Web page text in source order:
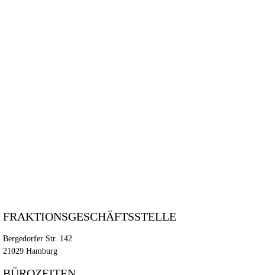
FRAKTIONSGESCHÄFTSSTELLE
Bergedorfer Str. 142
21029 Hamburg